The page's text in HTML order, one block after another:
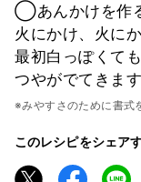
◯あんかけを作
火にかけ、火に
最初白っぽくて
つやがでてきます
※みやすさのために書式
このレシピをシェア